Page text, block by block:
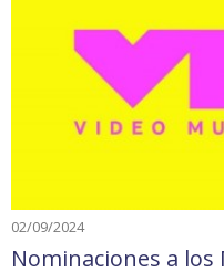
02/09/2024
Nominaciones a los